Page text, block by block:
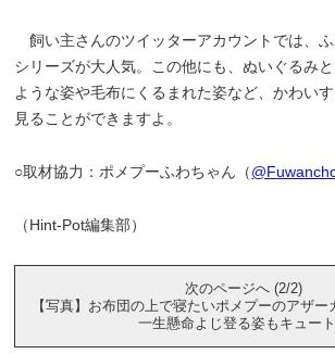
飼い主さんのツイッターアカウントでは、
シリーズが大人気。この他にも、ぬいぐるみ
ような姿や毛布にくるまれた姿など、かわい
見ることができますよ。
○取材協力：ポメプーふわちゃん（
（Hint-Pot編集部）
次のページへ (2/2)
【写真】お布団の上で寝たいポメプーのアザ
一生懸命よじ登る姿もキュート